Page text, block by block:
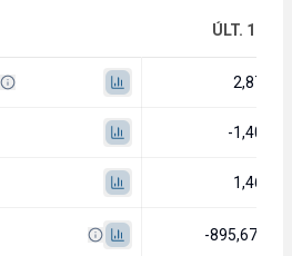
ÚLT. 12M
2,87 bi
-1,40 bi
1,46 bi
-895,67 mi